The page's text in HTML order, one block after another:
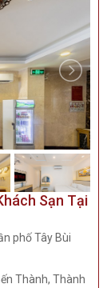
Sạn Tại
phố Tây Bùi
Thành, Thành